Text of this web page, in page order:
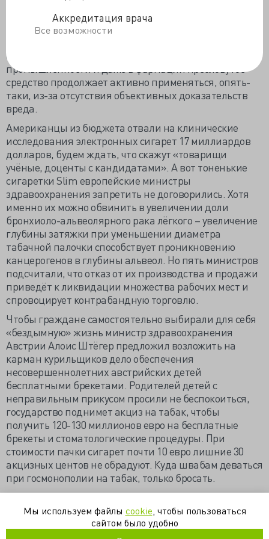
Аккредитация врача
Все возможности
электронных сигарет нет, опираются ещё и на
эмпирические заключения: сигаретный ингредиент -
опасен». Между тем в косметической
промышленности и даже в фармации пресловутое
средство продолжает активно применяться, опять-
таки, из-за отсутствия объективных доказательств
вреда.
Американцы из бюджета отвали на клинические
исследования электронных сигарет 17 миллиардов
долларов, будем ждать, что скажут «товарищи
учёные, доценты с кандидатами». А вот тоненькие
сигаретки Slim европейские министры
здравоохранения запретить не договорились. Хотя
именно их можно обвинить в увеличении доли
бронхиоло-альвеолярного рака лёгкого – увеличение
глубины затяжки при уменьшении диаметра
табачной палочки способствует проникновению
канцерогенов в глубины альвеол. Но пять министров
подсчитали, что отказ от их производства и продажи
приведёт к ликвидации множества рабочих мест и
спровоцирует контрабандную торговлю.
Чтобы граждане самостоятельно выбирали для себя
«бездымную» жизнь министр здравоохранения
Австрии Алоис Штёгер предложил возложить на
карман курильщиков дело обеспечения
несовершеннолетних австрийских детей
бесплатными брекетами. Родителей детей с
неправильным прикусом просили не беспокоиться,
государство поднимет акциз на табак, чтобы
получить 120-130 миллионов евро на бесплатные
брекеты и стоматологические процедуры. При
стоимости пачки сигарет почти 10 евро лишние 30
акцизных центов не обрадуют. Куда швабам деваться
при госмонополии на табак, только бросать.
Европа отнесла аналоги табачных изделий к
лекарственным препаратам (europe-today.ru)
Брекеты австрийским детям оплатят курильщики
Мы используем файлы cookie , чтобы пользоваться
сайтом было удобно